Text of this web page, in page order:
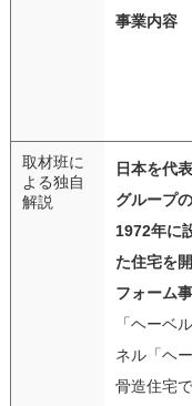
事業内容
取材班に
よる独自
解説
日本を代
グループ
1972年に
た住宅を
フォーム
「ヘーベ
ネル「ヘ
骨造住宅